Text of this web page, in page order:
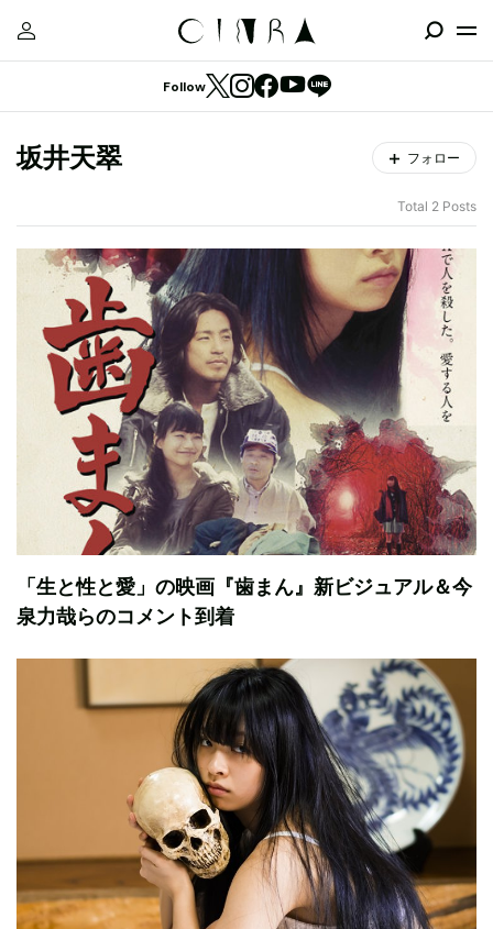
Follow
坂井天翠 フォロー
Total 2 Posts
「生と性と愛」の映画『歯まん』新ビジュアル＆今
泉力哉らのコメント到着